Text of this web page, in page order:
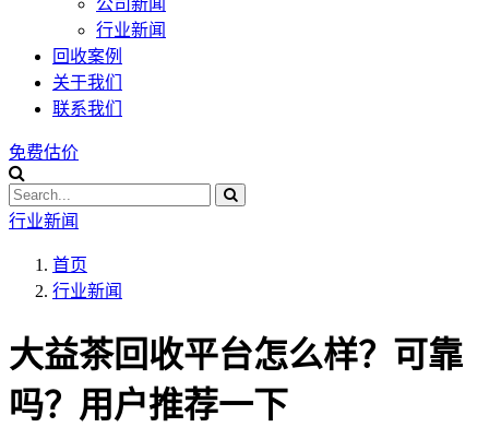
公司新闻
行业新闻
回收案例
关于我们
联系我们
免费估价
行业新闻
首页
行业新闻
大益茶回收平台怎么样？可靠
吗？用户推荐一下